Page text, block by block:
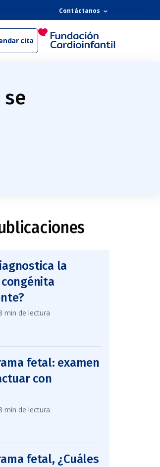
Contáctanos
cita
la
min de lectura
fetal: examen
con
min de lectura
fetal, ¿Cuáles